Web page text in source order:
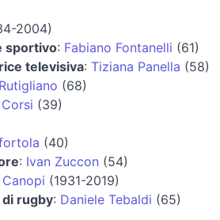
2004)
sportivo: Fabiano Fontanelli (61)
televisiva: Tiziana Panella (58)
(68)
(39)
(40)
: Ivan Zuccon (54)
(1931-2019)
rugby: Daniele Tebaldi (65)